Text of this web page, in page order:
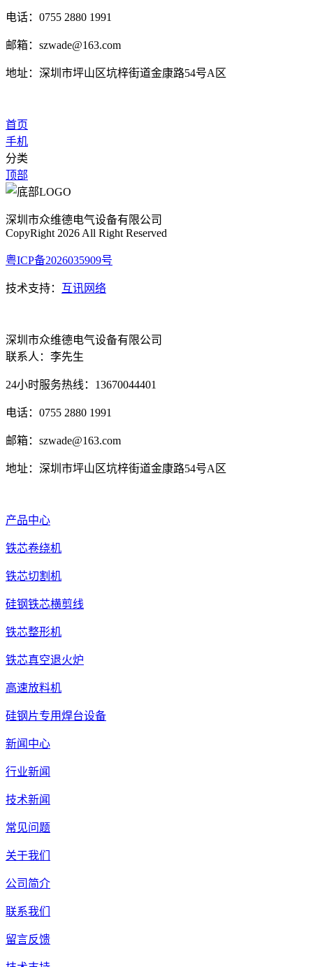
电话：0755 2880 1991
邮箱：szwade@163.com
地址：深圳市坪山区坑梓街道金康路54号A区
首页
手机
分类
顶部
深圳市众维德电气设备有限公司
CopyRight 2026 All Right Reserved
粤ICP备2026035909号
技术支持： 互讯网络
深圳市众维德电气设备有限公司
联系人：李先生
24小时服务热线：13670044401
电话：0755 2880 1991
邮箱：szwade@163.com
地址：深圳市坪山区坑梓街道金康路54号A区
产品中心
铁芯卷绕机
铁芯切割机
硅钢铁芯横剪线
铁芯整形机
铁芯真空退火炉
高速放料机
硅钢片专用焊台设备
新闻中心
行业新闻
技术新闻
常见问题
关于我们
公司简介
联系我们
留言反馈